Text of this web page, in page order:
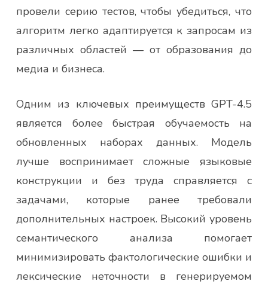
провели серию тестов, чтобы убедиться, что
алгоритм легко адаптируется к запросам из
различных областей — от образования до
медиа и бизнеса.
Одним из ключевых преимуществ GPT-4.5
является более быстрая обучаемость на
обновленных наборах данных. Модель
лучше воспринимает сложные языковые
конструкции и без труда справляется с
задачами, которые ранее требовали
дополнительных настроек. Высокий уровень
семантического анализа помогает
минимизировать фактологические ошибки и
лексические неточности в генерируемом